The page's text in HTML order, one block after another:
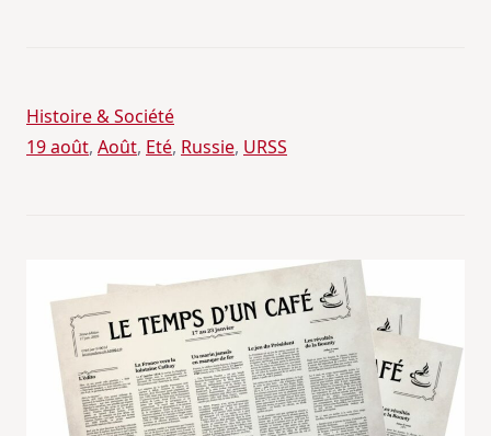
Histoire & Société
19 août, Août, Eté, Russie, URSS